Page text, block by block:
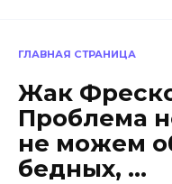
ГЛАВНАЯ СТРАНИЦА
Жак
Проблема
не можем
бедных, …